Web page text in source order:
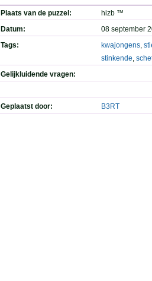
Plaats van de puzzel:
hizb ™
Datum:
08 september
Tags:
kwajongens,
stinkende,
Gelijkluidende vragen:
Geplaatst door: B3RT